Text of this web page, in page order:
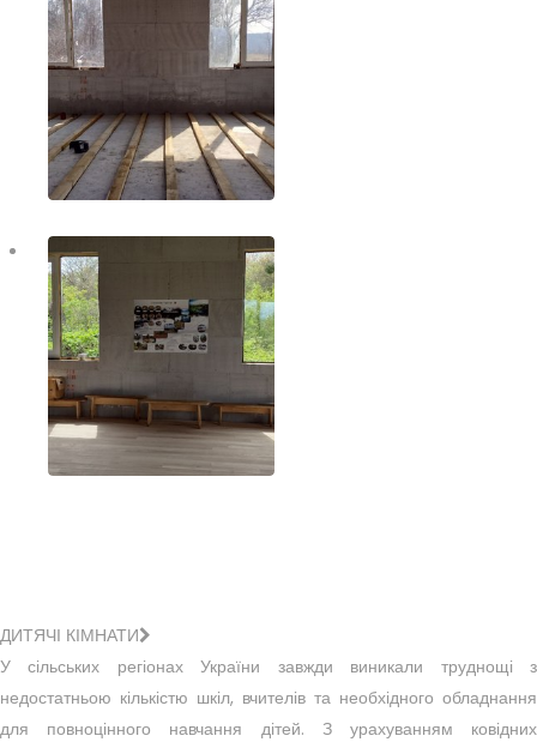
ДИТЯЧІ КІМНАТИ
У сільських регіонах України завжди виникали труднощі з
недостатньою кількістю шкіл, вчителів та необхідного обладнання
для повноцінного навчання дітей. З урахуванням ковідних